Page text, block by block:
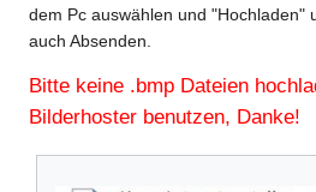
dem Pc auswählen und "Hochladen"
auch Absenden.
Bitte keine .bmp Dateien
Bilderhoster benutzen, Danke!